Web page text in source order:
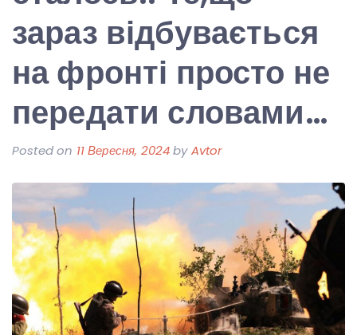
зараз відбувається
на фронті просто не
передати словами…
Posted on 11 Вересня, 2024byAvtor